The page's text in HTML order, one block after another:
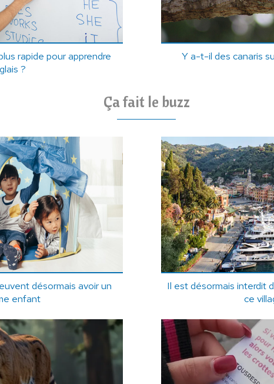
rapide pour apprendre
?
Y a-t-il des canaris
Ça fait le buzz
désormais avoir un
enfant
Il est désormais interdit
ce